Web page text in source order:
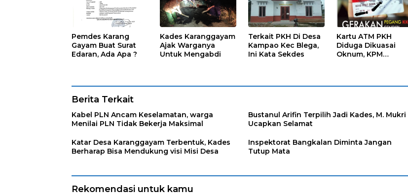
Pemdes Karang
Gayam Buat Surat
Edaran, Ada Apa ?
Kades Karanggayam
Ajak Warganya
Untuk Mengabdi
Terkait PKH Di Desa
Kampao Kec Blega,
Ini Kata Sekdes
Kartu ATM PKH
Diduga Dikuasai
Oknum, KPM
Berita Terkait
Kabel PLN Ancam Keselamatan, warga
Menilai PLN Tidak Bekerja Maksimal
Bustanul Arifin Terpilih Jadi Kades, M. Mukri
Ucapkan Selamat
Katar Desa Karanggayam Terbentuk, Kades
Berharap Bisa Mendukung visi Misi Desa
Inspektorat Bangkalan Diminta Jangan
Tutup Mata
Rekomendasi untuk kamu